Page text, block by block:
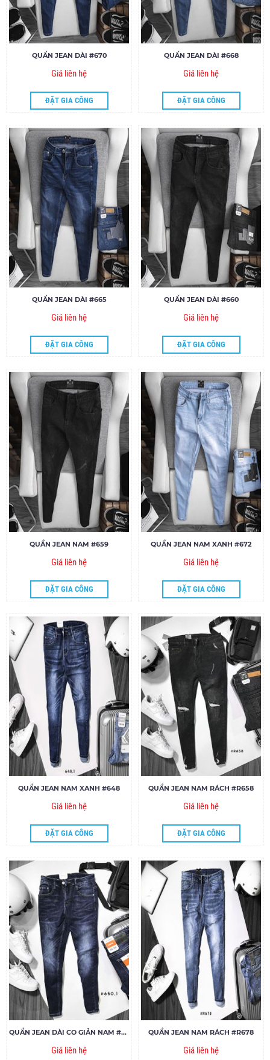
QUẦN JEAN DÀI #670
Giá liên hệ
ĐẶT GIA CÔNG
QUẦN JEAN DÀI #668
Giá liên hệ
ĐẶT GIA CÔNG
QUẦN JEAN DÀI #665
Giá liên hệ
ĐẶT GIA CÔNG
QUẦN JEAN DÀI #660
Giá liên hệ
ĐẶT GIA CÔNG
QUẦN JEAN NAM #659
Giá liên hệ
ĐẶT GIA CÔNG
QUẦN JEAN NAM XANH #672
Giá liên hệ
ĐẶT GIA CÔNG
QUẦN JEAN NAM XANH #648
Giá liên hệ
ĐẶT GIA CÔNG
QUẦN JEAN NAM RÁCH #R658
Giá liên hệ
ĐẶT GIA CÔNG
QUẦN JEAN DÀI CO GIẢN NAM #650
Giá liên hệ
QUẦN JEAN NAM RÁCH #R678
Giá liên hệ